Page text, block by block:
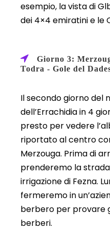
esempio, la vista di
dei 4×4 emiratini e le
Giorno 3:
Todra - Gole del
Il secondo giorno del
dell’Errachidia in 4
presto per vedere
riportato al centro
Merzouga. Prima di
prenderemo la
irrigazione di Fezna.
fermeremo in
berbero per provare
berberi.